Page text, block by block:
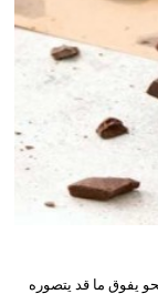
يفوق ما قد يتصوره